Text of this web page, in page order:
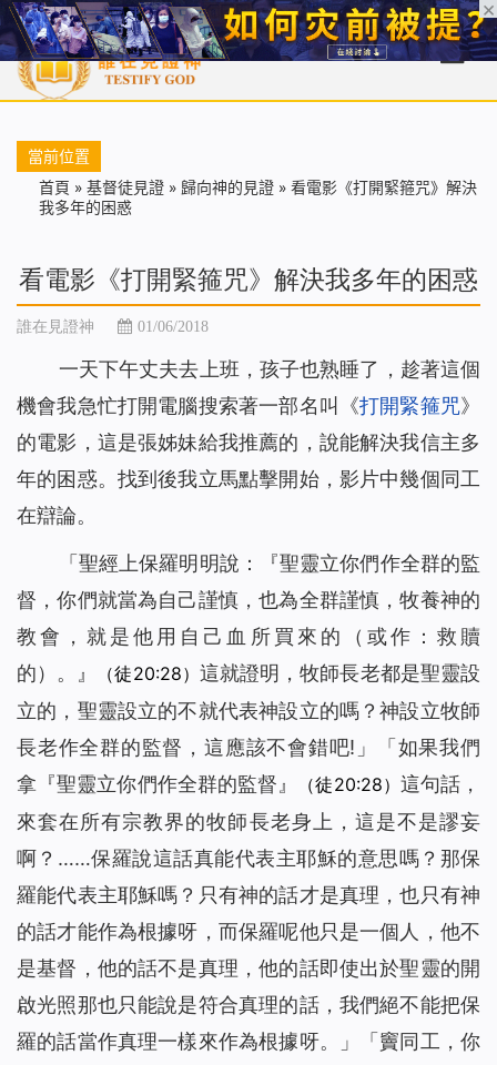
首頁 每日靈糧 天國福音 基督徒見證 信仰解答 聖經
當前位置
首頁 » 基督徒見證 » 歸向神的見證 » 看電影《打開緊箍咒》解決
我多年的困惑
看電影《打開緊箍咒》解決我多年的困惑
誰在見證神 01/06/2018
一天下午丈夫去上班，孩子也熟睡了，趁著這個
機會我急忙打開電腦搜索著一部名叫《打開緊箍咒》
的電影，這是張姊妹給我推薦的，說能解決我信主多
年的困惑。找到後我立馬點擊開始，影片中幾個同工
在辯論。
「聖經上保羅明明說：『聖靈立你們作全群的監
督，你們就當為自己謹慎，也為全群謹慎，牧養神的
教會，就是他用自己血所買來的（或作：救贖
的）。』
（徒20:28） 這就證明，牧師長老都是聖靈設
立的，聖靈設立的不就代表神設立的嗎？神設立牧師
長老作全群的監督，這應該不會錯吧!」「如果我們
拿『聖靈立你們作全群的監督』
（徒20:28） 這句話，
來套在所有宗教界的牧師長老身上，這是不是謬妄
啊？……保羅說這話真能代表主耶穌的意思嗎？那保
羅能代表主耶穌嗎？只有神的話才是真理，也只有神
的話才能作為根據呀，而保羅呢他只是一個人，他不
是基督，他的話不是真理，他的話即使出於聖靈的開
啟光照那也只能說是符合真理的話，我們絕不能把保
羅的話當作真理一樣來作為根據呀。」「竇同工，你